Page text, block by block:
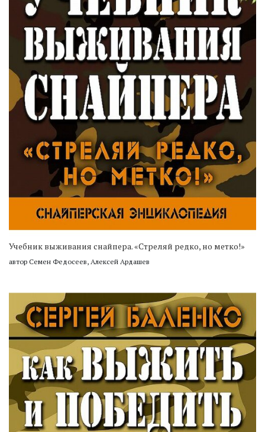
Учебник выживания снайпера. «Стреляй редко, но метко!»
автор Семен Федосеев, Алексей Ардашев